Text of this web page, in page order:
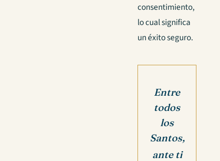
consentimiento,
lo cual significa
un éxito seguro.
Entre
todos
los
Santos,
ante ti